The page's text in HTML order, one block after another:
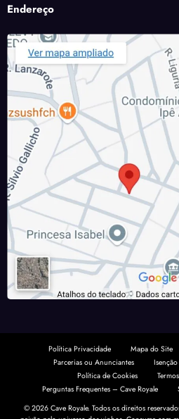
Endereço
Política Privacidade Mapa do Site
Parcerias ou Anunciantes
Política de Cookies
Perguntas Frequentes – Cave Royale
© 2026 Cave Royale. Todos os direitos